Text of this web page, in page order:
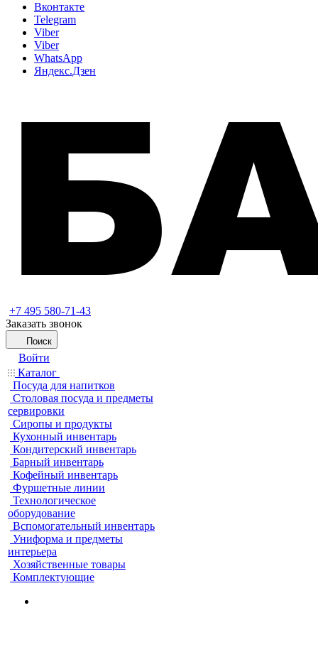
Вконтакте
Telegram
Viber
Viber
WhatsApp
Яндекс.Дзен
+7 495 580-71-43
Заказать звонок
Поиск
Войти
Каталог
Посуда для напитков
Столовая посуда и предметы
сервировки
Сиропы и продукты
Кухонный инвентарь
Кондитерский инвентарь
Барный инвентарь
Кофейный инвентарь
Фуршетные линии
Технологическое
оборудование
Вспомогательный инвентарь
Униформа и предметы
интерьера
Хозяйственные товары
Комплектующие